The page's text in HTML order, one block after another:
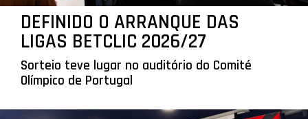
DEFINIDO O ARRANQUE DAS
LIGAS BETCLIC 2026/27
Sorteio teve lugar no auditório do Comité
Olímpico de Portugal